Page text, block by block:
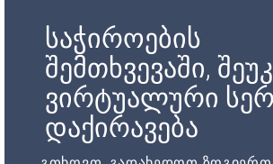
საჭიროების
შემთხვევაში,
ვირტუალური
დაქირავება